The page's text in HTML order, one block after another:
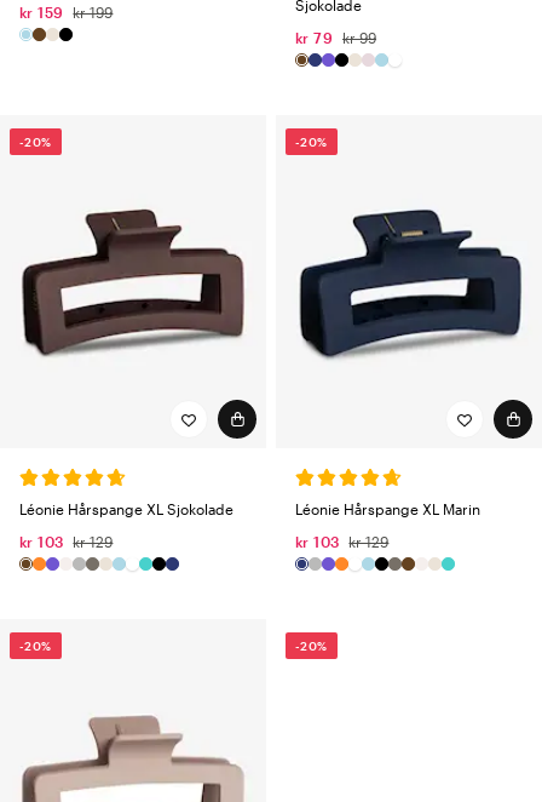
kr 159 kr 199
Sjokolade
kr 79
kr 99
-20%
Léonie Hårspange XL Sjokolade
kr 103
kr 129
-20%
Léonie Hårspange XL Marin
kr 103
kr 129
-20% -20%